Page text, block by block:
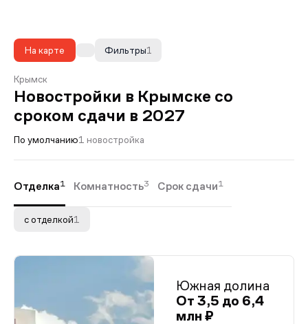
На карте 1
Фильтры
Крымск
Новостройки в Крымске со
сроком сдачи в 2027
По умолчанию1 новостройка
Отделка1 Комнатность3 Срок сдачи1
с отделкой1
Южная долина
От 3,5 до 6,4
млн ₽